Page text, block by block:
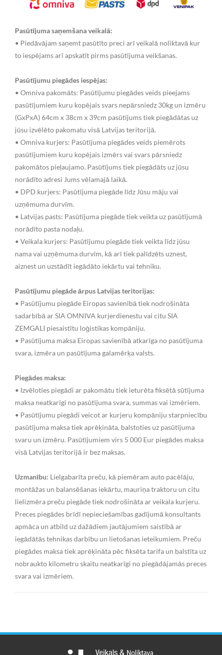
Pasūtījuma saņemšana veikalā:
• Piedāvājam saņemt pasūtīto preci arī veikalā noliktavā kur
to iespējams arī apskatīt pirms pasūtījuma veikšanas.
Pasūtījumu piegādes iespējas:
• Omniva pakomāts: Pasūtījumu piegādes veids pieejams
pasūtījumiem kuru kopējais svars nepārsniedz 30kg un izmēru
(GxPxA) 64cm x 38cm x 39cm pasūtījums tiek piegādātas uz
jūsu izvēlēto pakomatu visā Latvijas teritorijā.
• Omniva kurjers: Pasūtījuma piegādes veids piemērots
pasūtījumiem kuru kopējais izmērs vai svars pārsniedz
pakomātos pieļaujamo. Pasūtījums tiek piegādāts uz jūsu
norādīto adresi Jums vēlamajā laikā.
• DPD kurjers: Pasūtījuma piegāde līdz Jūsu māju vai
uzņēmuma durvīm.
• Latvijas pasts: Pasūtījuma piegāde tiek veikta uz pasūtījumā
norādīto pasta nodaļu.
• Veikala kurjers: Pasūtījumu piegāde tiek veikta līdz jūsu
nama vai uzņēmuma durvīm, kā arī tiek palīdzēts uznest,
aiznest un uzstādīt iegādāto iekārtu vai tehniku.
Pasūtījumu piegāde ārpus Latvijas teritorijas:
• Pasūtījumu piegāde Eiropas savienībā tiek nodrošināta
sadarbībā ar SIA OMNIVA kurjerdienestu vai citu SIA
ZEMGALI piesaistītu loģistikas kompāniju.
• Pasūtījuma maksa Eiropas savienībā atkarīga no pasūtījuma
svara, izmēra un pasūtījuma galamērķa valsts.
Piegādes maksa:
• Izvēloties piegādi ar pakomātu tiek ieturēta fiksētā sūtījuma
maksa neatkarīgi no pasūtījuma svara, summas vai izmēriem.
• Pasūtījumu piegādi veicot ar kurjeru kompāniju starpniecību
pasūtījuma maksa tiek aprēķināta, balstoties uz pasūtījuma
svaru un izmēru. Pasūtījumiem virs 5 000 Eur piegādes maksa
visā Latvijas teritorijā ir bez maksas.
Uzmanību: Lielgabarīta preču, kā piemēram auto pacēlāju,
montāžas un balansēšanas iekārtu, mauriņa traktoru un citu
lielizmēra preču piegāde tiek nodrošināta ar veikala kurjeru.
Preces piegādes brīdī nepieciešamības gadījumā konsultants
apmāca un atbild uz dažādiem jautājumiem saistībā ar
iegādātās tehnikas darbību un lietošanas ieteikumiem. Preču
piegādes maksa tiek aprēķināta pēc fiksēta tarifa un balstīta uz
nobraukto kilometru skaitu neatkarīgi no piegādājamās preces
svara vai izmēriem.